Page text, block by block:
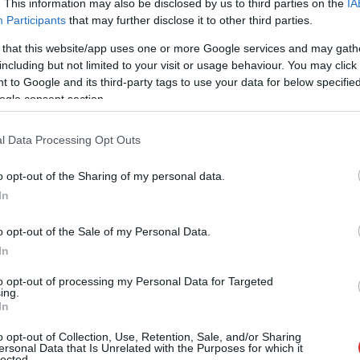
This information may also be disclosed by us to third parties on the
Participants that may further disclose it to other third parties.
that this website/app uses one or more Google services and may
but not limited to your visit or usage behaviour. You may
to Google and its third-party tags to use your data for below
consent section.
Data Processing Opt Outs
opt-out of the Sharing of my personal data.
opt-out of the Sale of my Personal Data.
opt-out of processing my Personal Data for Targeted
opt-out of Collection, Use, Retention, Sale, and/or Sharing
Data that Is Unrelated with the Purposes for which it
ēd, viņa atbild, ka visu, izņemot puķkāpostus,
nolemj pārliecināties, kas ir Aleksandras
iepakojumi, siers, krējums, bezalkoholiskais
Mainots secina, ka Aleksandrai ir
Tajā ir ne tikai cūkgaļas krūtiņa, bet arī kanēļa
seši kilogrami, tev viss ledusskapis ir aizsists
daudz ēdiena, tu dari ko? “Hallo, ledusskapis?
Tu atnāc mājās un tev gribas nevis ēst, bet rīt!
skarbs ir Mainots.
Mainots izokšķerējis viņas ledusskapi,
jo viņai ir vēl divi plaukti, kurus pilda dažādi